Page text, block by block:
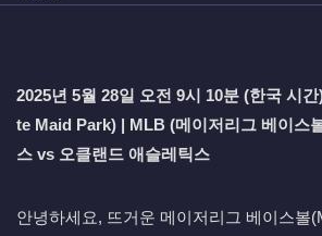
2025년 5월 28일 오전 9시 10분 (한국 시
te Maid Park) | MLB (메이저리그 베이스
스 vs 오클랜드 애슬레틱스
안녕하세요, 뜨거운 메이저리그 베이스볼